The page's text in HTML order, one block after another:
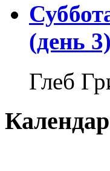
(день 3)
Глеб